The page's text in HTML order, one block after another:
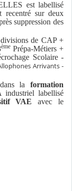
est labellisé
recentré sur deux
suppression des
de CAP +
ème Prépa-Métiers +
Scolaire -
Arrivants -
la formation
labellisé
VAE avec le